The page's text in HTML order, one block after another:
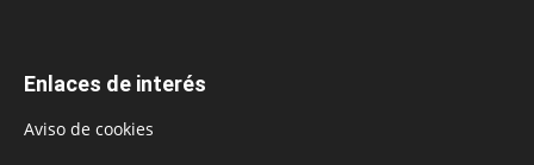
Enlaces de interés
Aviso de cookies